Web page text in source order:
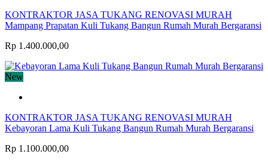
KONTRAKTOR JASA TUKANG RENOVASI MURAH
Mampang Prapatan Kuli Tukang Bangun Rumah Murah Bergaransi
Rp 1.400.000,00
New
KONTRAKTOR JASA TUKANG RENOVASI MURAH
Kebayoran Lama Kuli Tukang Bangun Rumah Murah Bergaransi
Rp 1.100.000,00